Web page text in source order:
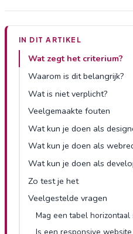
IN DIT ARTIKEL
Wat zegt het criterium?
Waarom is dit belangrijk?
Wat is niet verplicht?
Veelgemaakte fouten
Wat kun je doen als
Wat kun je doen als
Wat kun je doen als
Zo test je het
Veelgestelde vragen
Mag een tabel